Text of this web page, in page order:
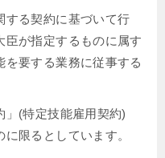
する契約に基づいて行
臣が指定するものに属す
を要する業務に従事する
」(特定技能雇用契約)
限るとしています。